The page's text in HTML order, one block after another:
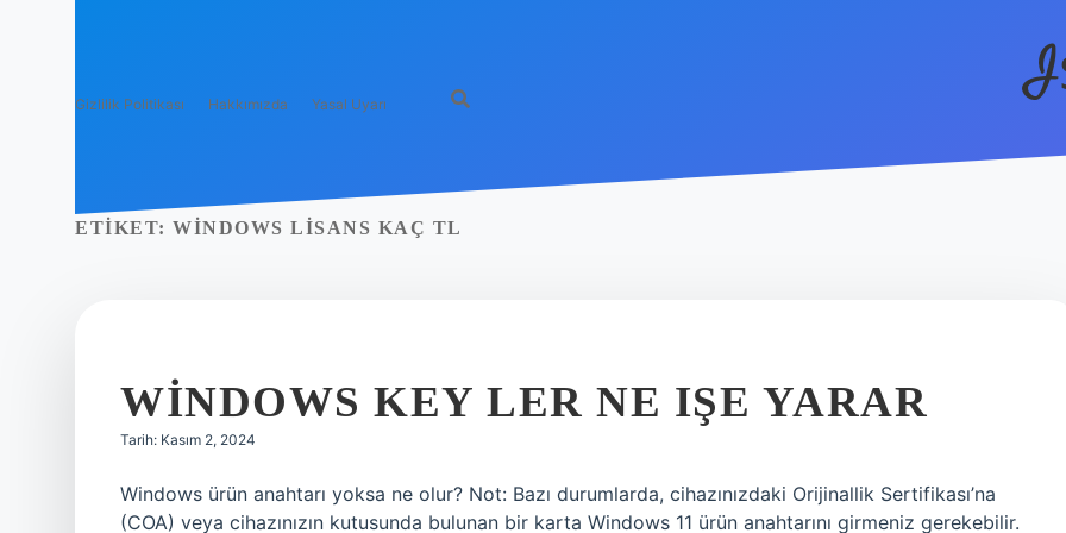
Gizlilik Politikası Hakkımızda Yasal Uyarı
ETIKET: WINDOWS LISANS KAÇ TL
WINDOWS KEY LER NE IŞE YARAR
Tarih: Kasım 2, 2024
Windows ürün anahtarı yoksa ne olur? Not: Bazı durumlarda, cihazınızdaki Orijinallik Sertifikası’na
(COA) veya cihazınızın kutusunda bulunan bir karta Windows 11 ürün anahtarını girmeniz gerekebilir.